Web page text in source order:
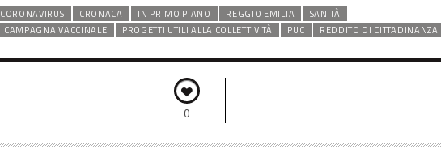
CORONAVIRUS CRONACA IN PRIMO PIANO REGGIO EMILIA
SANITÀ
CAMPAGNA VACCINALE PROGETTI UTILI ALLA COLLETTIVITÀ PUC REDDITO DI CITTADINANZA
0